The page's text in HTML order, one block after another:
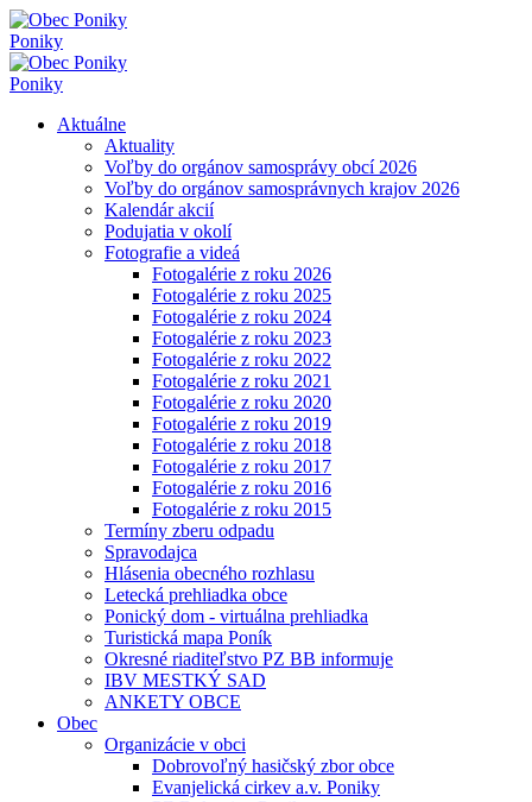
Poniky
Poniky
Aktuálne
Aktuality
Voľby do orgánov samosprávy obcí 2026
Voľby do orgánov samosprávnych krajov 2026
Kalendár akcií
Podujatia v okolí
Fotografie a videá
Fotogalérie z roku 2026
Fotogalérie z roku 2025
Fotogalérie z roku 2024
Fotogalérie z roku 2023
Fotogalérie z roku 2022
Fotogalérie z roku 2021
Fotogalérie z roku 2020
Fotogalérie z roku 2019
Fotogalérie z roku 2018
Fotogalérie z roku 2017
Fotogalérie z roku 2016
Fotogalérie z roku 2015
Termíny zberu odpadu
Spravodajca
Hlásenia obecného rozhlasu
Letecká prehliadka obce
Ponický dom - virtuálna prehliadka
Turistická mapa Poník
Okresné riaditeľstvo PZ BB informuje
IBV MESTKÝ SAD
ANKETY OBCE
Obec
Organizácie v obci
Dobrovoľný hasičský zbor obce
Evanjelická cirkev a.v. Poniky